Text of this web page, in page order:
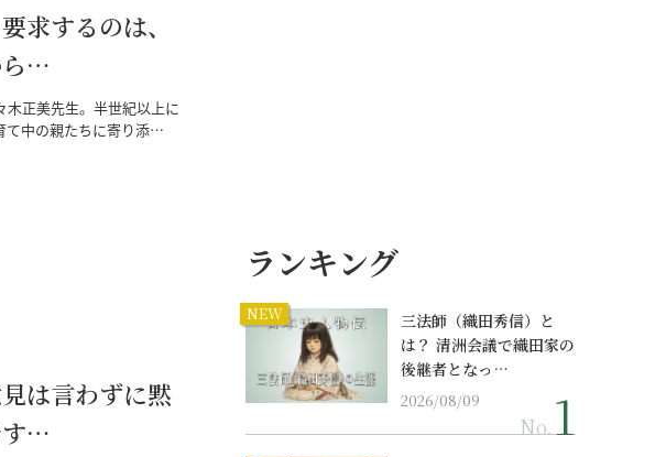
求するのは、
ら…
木正美先生。半世紀以上に
て中の親たちに寄り添…
は言わずに黙
す…
ランキング
NEW
三法師（織田秀信）と
は？ 清洲会議で織田家の
後継者となっ…
2026/08/09
No.